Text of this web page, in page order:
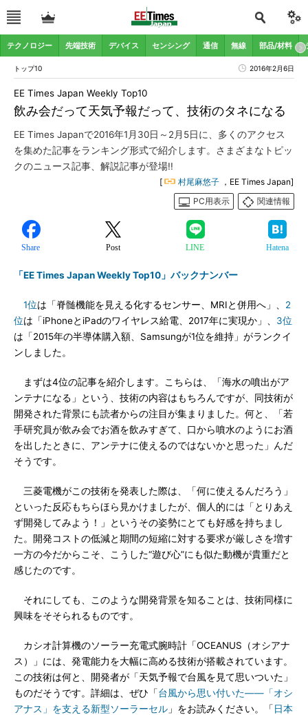
テクノロジー 先端技術 デバイス センシング 通信 無線 部品/材料
トップ10 2016年2月6日
飲み会だって天気予報だって、技術のタネになる
EE Times Japan Weekly Top10
EE Times Japanで2016年1月30日～2月5日に、多くのアクセス
を集めた記事をランキング形式で紹介します。さまざまなトピッ
クのニュース記事、解説記事が登場!!
[ 村尾麻悠子 ，EE Times Japan]
PC用表示
関連情報
Share Post LINE Hatena
「EE Times Japan Weekly Top10」バックナンバー
1位は「脊髄機能を見える化するセンサー、MRIと併用へ」、 2
位は「iPhoneとiPadのワイヤレス給電、2017年に実現か」、 3位
は「2015年の半導体購入額、Samsungが1位を維持」がランクイ
ンしました。
まずは4位の記事を紹介します。こちらは、「海水の噴出がア
ンテナになる」という、技術の内容はもちろんですが、同技術が
開発された背景にも読者からの注目が集まりました。何と、「若
手研究員が飲み会でお酒を飲みすぎて、口から噴水のようにお酒
を出したときに、アンテナに使えるのではないかと思った」んだ
そうです。
三菱電機がこの技術を発表した際は、「何に使えるんだろう」
といった反応もちらほら見かけましたが、個人的には「とりあえ
ず開発してみよう！」というその姿勢にとても好感を持ちまし
た。開発コストの低減と期間の短縮に対する要求が厳しさを増す
一方の今だからこそ、こうした“遊び心”にも似た動機が貴重だと
感じたのです。
それにしても、このような開発背景を知ることは、技術同様に
興味をそそられるものです。
カシオ計算機のソーラー充電式腕時計「OCEANUS（オシアナ
ス）」には、発電能力を大幅に高める技術が搭載されています。
この技術は何と、開発者が「天気予報で台風を見て思いついた」
ものだそうです。詳細は、ぜひ「台風から思い付いた――「オシ
アナス」を支える新型ソーラーセル 」をお読みください。「 日本